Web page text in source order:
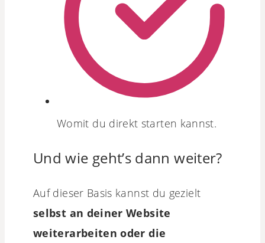
Womit du direkt starten kannst.
Und wie geht’s dann weiter?
Auf dieser Basis kannst du gezielt
selbst an deiner Website
weiterarbeiten oder die